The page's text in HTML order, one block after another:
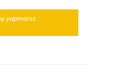
yapmanız